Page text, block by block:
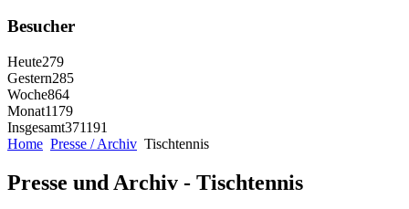
Besucher
Heute279
Gestern285
Woche864
Monat1179
Insgesamt371191
Home Presse / Archiv Tischtennis
Presse und Archiv - Tischtennis